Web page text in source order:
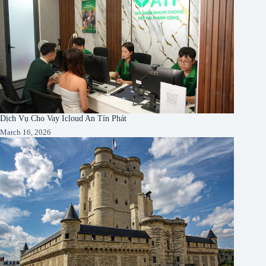
Dịch Vụ Cho Vay Icloud An Tín Phát
March 16, 2026